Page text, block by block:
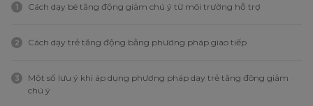
1 Cách dạy bé tăng động giảm chú ý từ môi trường hỗ trợ
2 Cách dạy trẻ tăng động bằng phương pháp giao tiếp
3
Một số lưu ý khi áp dụng phương pháp dạy trẻ tăng đông giảm
chú ý